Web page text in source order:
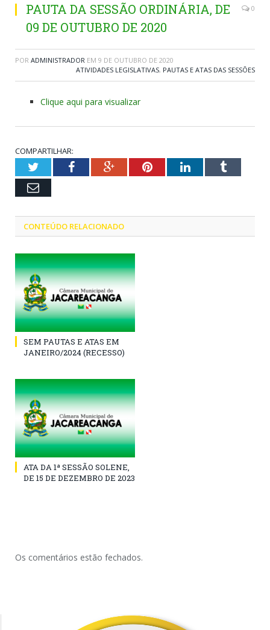
PAUTA DA SESSÃO ORDINÁRIA, DE
09 DE OUTUBRO DE 2020
0
POR ADMINISTRADOR EM 9 DE OUTUBRO DE 2020
ATIVIDADES LEGISLATIVAS, PAUTAS E ATAS DAS SESSÕES
Clique aqui para visualizar
COMPARTILHAR:
TwitterFacebookGoogle+PinterestLinkedInTumblr
Email
CONTEÚDO RELACIONADO
SEM PAUTAS E ATAS EM
JANEIRO/2024 (RECESSO)
ATA DA 1ª SESSÃO SOLENE,
DE 15 DE DEZEMBRO DE 2023
Os comentários estão fechados.